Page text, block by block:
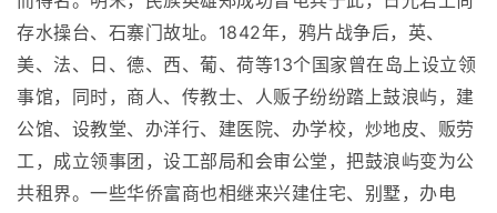
存水操台、石寨门故址。1842年，鸦片战争后，英、
美、法、日、德、西、葡、荷等13个国家曾在岛上设立领
事馆，同时，商人、传教士、人贩子纷纷踏上鼓浪屿，建
公馆、设教堂、办洋行、建医院、办学校，炒地皮、贩劳
工，成立领事团，设工部局和会审公堂，把鼓浪屿变为公
共租界。一些华侨富商也相继来兴建住宅、别墅，办电